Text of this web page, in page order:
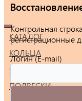
КАТАЛОГ
КОЛЬЦА
СЕРЬГИ
ПОДВЕСКИ
Контрольная
регистрационные
Логин (E-mail)